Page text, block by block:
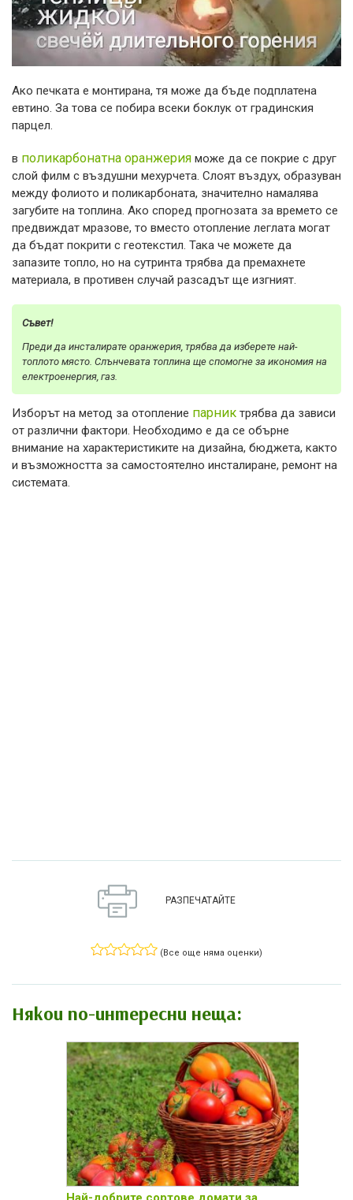
Ако печката е монтирана, тя може да бъде подплатена
евтино. За това се побира всеки боклук от градинския
парцел.
в поликарбонатна оранжерия може да се покрие с друг
слой филм с въздушни мехурчета. Слоят въздух, образуван
между фолиото и поликарбоната, значително намалява
загубите на топлина. Ако според прогнозата за времето се
предвиждат мразове, то вместо отопление леглата могат
да бъдат покрити с геотекстил. Така че можете да
запазите топло, но на сутринта трябва да премахнете
материала, в противен случай разсадът ще изгният.
Съвет!
Преди да инсталирате оранжерия, трябва да изберете най-
топлото място. Слънчевата топлина ще спомогне за икономия на
електроенергия, газ.
Изборът на метод за отопление парник трябва да зависи
от различни фактори. Необходимо е да се обърне
внимание на характеристиките на дизайна, бюджета, както
и възможността за самостоятелно инсталиране, ремонт на
системата.
РАЗПЕЧАТАЙТЕ
(Все още няма оценки)
Някои по-интересни неща: